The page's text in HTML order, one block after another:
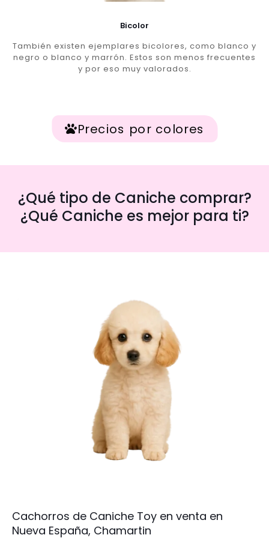
Bicolor
También existen ejemplares bicolores, como blanco y
negro o blanco y marrón. Estos son menos frecuentes
y por eso muy valorados.
Precios por colores
¿Qué tipo de Caniche comprar?
¿Qué Caniche es mejor para ti?
Cachorros de Caniche Toy en venta en
Nueva España, Chamartin